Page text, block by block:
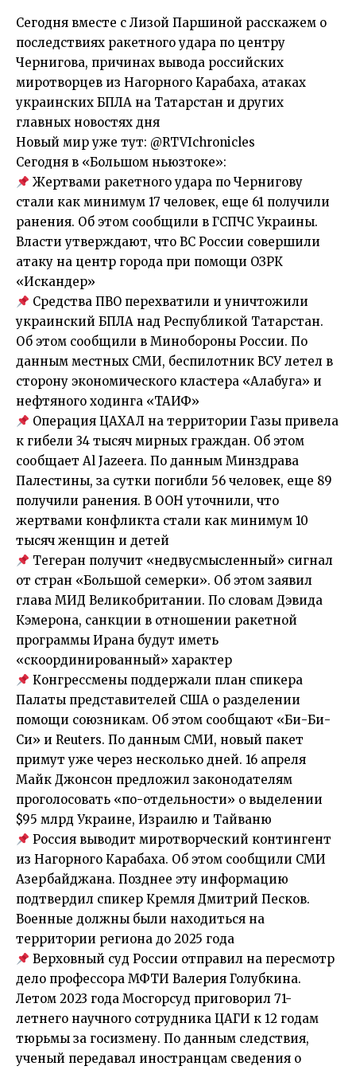
Сегодня вместе с Лизой Паршиной расскажем о
последствиях ракетного удара по центру
Чернигова, причинах вывода российских
миротворцев из Нагорного Карабаха, атаках
украинских БПЛА на Татарстан и других
главных новостях дня
Новый мир уже тут: @RTVIchronicles
Сегодня в «Большом ньюзтоке»:
Жертвами ракетного удара по Чернигову
стали как минимум 17 человек, еще 61 получили
ранения. Об этом сообщили в ГСПЧС Украины.
Власти утверждают, что ВС России совершили
атаку на центр города при помощи ОЗРК
«Искандер»
Средства ПВО перехватили и уничтожили
украинский БПЛА над Республикой Татарстан.
Об этом сообщили в Минобороны России. По
данным местных СМИ, беспилотник ВСУ летел в
сторону экономического кластера «Алабуга» и
нефтяного ходинга «ТАИФ»
Операция ЦАХАЛ на территории Газы привела
к гибели 34 тысяч мирных граждан. Об этом
сообщает Al Jazeera. По данным Минздрава
Палестины, за сутки погибли 56 человек, еще 89
получили ранения. В ООН уточнили, что
жертвами конфликта стали как минимум 10
тысяч женщин и детей
Тегеран получит «недвусмысленный» сигнал
от стран «Большой семерки». Об этом заявил
глава МИД Великобритании. По словам Дэвида
Кэмерона, санкции в отношении ракетной
программы Ирана будут иметь
«скоординированный» характер
Конгрессмены поддержали план спикера
Палаты представителей США о разделении
помощи союзникам. Об этом сообщают «Би-Би-
Си» и Reuters. По данным СМИ, новый пакет
примут уже через несколько дней. 16 апреля
Майк Джонсон предложил законодателям
проголосовать «по-отдельности» о выделении
$95 млрд Украине, Израилю и Тайваню
Россия выводит миротворческий контингент
из Нагорного Карабаха. Об этом сообщили СМИ
Азербайджана. Позднее эту информацию
подтвердил спикер Кремля Дмитрий Песков.
Военные должны были находиться на
территории региона до 2025 года
Верховный суд России отправил на пересмотр
дело профессора МФТИ Валерия Голубкина.
Летом 2023 года Мосгорсуд приговорил 71-
летнего научного сотрудника ЦАГИ к 12 годам
тюрьмы за госизмену. По данным следствия,
ученый передавал иностранцам сведения о